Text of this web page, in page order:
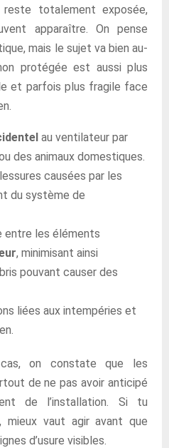
reste totalement exposée,
apparaître. On pense
mais le sujet va bien au-
protégée est aussi plus
et parfois plus fragile face
au ventilateur par
des animaux domestiques.
causées par les
du système de
entre les éléments
, minimisant ainsi
pouvant causer des
liées aux intempéries et
on constate que les
de ne pas avoir anticipé
de l’installation. Si tu
mieux vaut agir avant que
d’usure visibles.